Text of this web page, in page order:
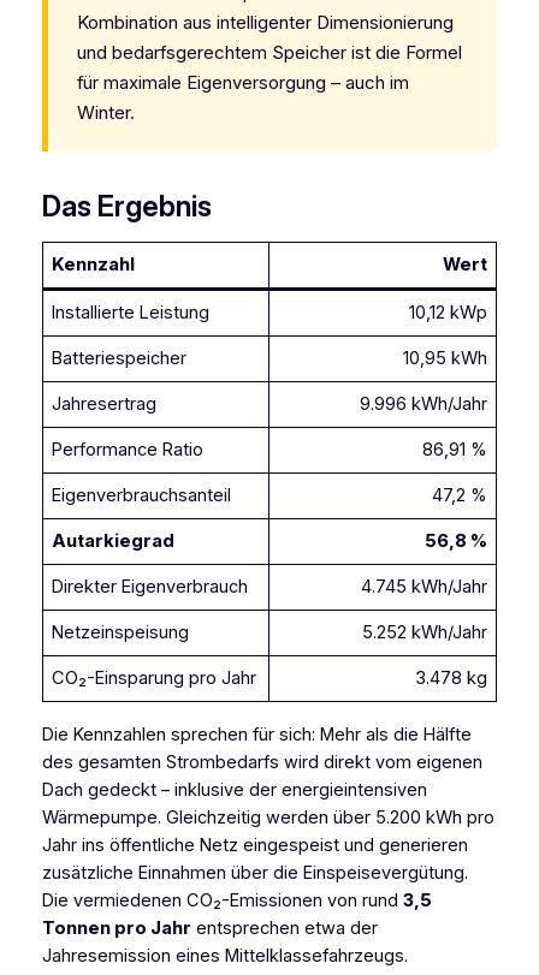
Kombination aus intelligenter Dimensionierung
und bedarfsgerechtem Speicher ist die Formel
für maximale Eigenversorgung – auch im
Winter.
Das Ergebnis
Kennzahl Wert
Installierte Leistung 10,12 kWp
Batteriespeicher 10,95 kWh
Jahresertrag 9.996 kWh/Jahr
Performance Ratio 86,91 %
Eigenverbrauchsanteil 47,2 %
Autarkiegrad 56,8 %
Direkter Eigenverbrauch 4.745 kWh/Jahr
Netzeinspeisung 5.252 kWh/Jahr
CO₂-Einsparung pro Jahr 3.478 kg
Die Kennzahlen sprechen für sich: Mehr als die Hälfte
des gesamten Strombedarfs wird direkt vom eigenen
Dach gedeckt – inklusive der energieintensiven
Wärmepumpe. Gleichzeitig werden über 5.200 kWh pro
Jahr ins öffentliche Netz eingespeist und generieren
zusätzliche Einnahmen über die Einspeisevergütung.
Die vermiedenen CO₂-Emissionen von rund 3,5
Tonnen pro Jahr entsprechen etwa der
Jahresemission eines Mittelklassefahrzeugs.